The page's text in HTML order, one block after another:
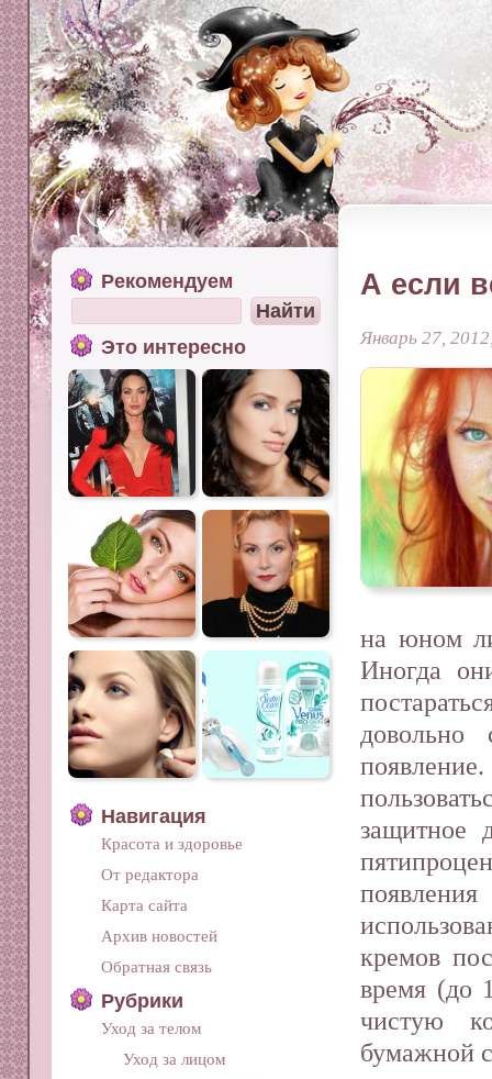
А если
Январь 27,
на юном
Иногда
довольно
защитное
кремов
время (до
чистую
бумажной
Рекомендуем
Это интересно
Навигация
Красота и здоровье
От редактора
Карта сайта
Архив новостей
Обратная связь
Рубрики
Уход за телом
Уход за лицом